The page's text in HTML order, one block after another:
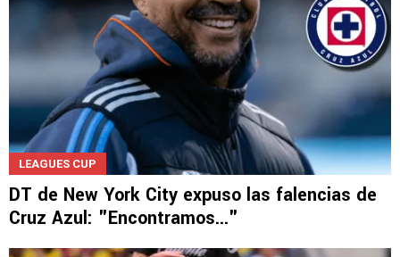
LEAGUES CUP
DT de New York City expuso las falencias de
Cruz Azul: "Encontramos..."